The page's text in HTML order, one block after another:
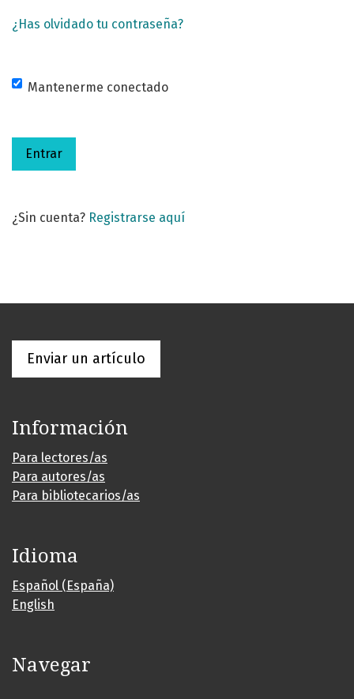
¿Has olvidado tu contraseña?
Mantenerme conectado
Entrar
¿Sin cuenta? Registrarse aquí
Enviar un artículo
Información
Para lectores/as
Para autores/as
Para bibliotecarios/as
Idioma
Español (España)
English
Navegar